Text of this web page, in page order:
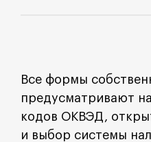
Все формы
предусматривают
кодов ОКВЭД,
и выбор системы